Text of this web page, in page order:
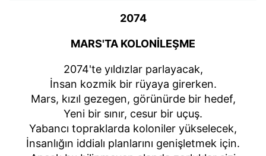
2074
MARS'TA KOLONİLEŞME
2074'te yıldızlar parlayacak,
İnsan kozmik bir rüyaya girerken.
Mars, kızıl gezegen, görünürde bir hedef,
Yeni bir sınır, cesur bir uçuş.
Yabancı topraklarda koloniler yükselecek,
İnsanlığın iddialı planlarını genişletmek için.